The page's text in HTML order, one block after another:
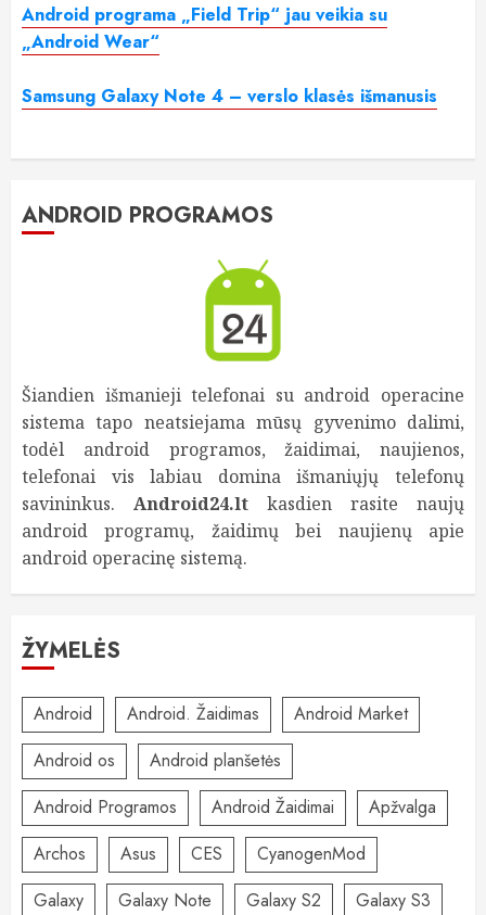
Android programa „Field Trip“ jau veikia su
„Android Wear“
Samsung Galaxy Note 4 – verslo klasės išmanusis
ANDROID PROGRAMOS
Šiandien išmanieji telefonai su android operacine
sistema tapo neatsiejama mūsų gyvenimo dalimi,
todėl android programos, žaidimai, naujienos,
telefonai vis labiau domina išmaniųjų telefonų
savininkus. Android24.lt kasdien rasite naujų
android programų, žaidimų bei naujienų apie
android operacinę sistemą.
ŽYMELĖS
Android Android. Žaidimas
Android Market
Android os
Android planšetės
Android Programos
Android Žaidimai
Apžvalga
Archos
Asus CES
CyanogenMod
Galaxy
Galaxy Note Galaxy S2
Galaxy S3